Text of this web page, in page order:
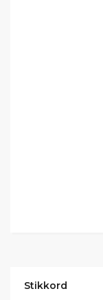
Stikkord